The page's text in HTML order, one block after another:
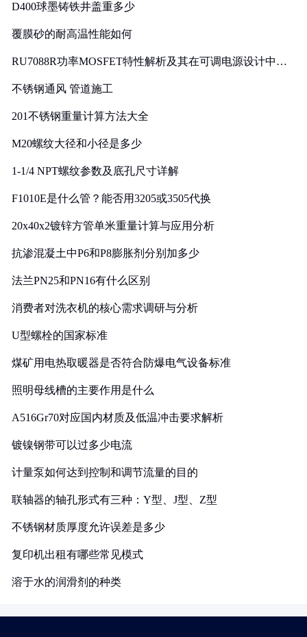
D400球墨铸铁井盖重多少
覆膜砂的耐高温性能如何
RU7088R功率MOSFET特性解析及其在可调电源设计中的
不锈钢通风 管道施工
201不锈钢重量计算方法大全
M20螺纹大径和小径是多少
1-1/4 NPT螺纹参数及底孔尺寸详解
F1010E是什么管？能否用3205或3505代换
20x40x2镀锌方管单米重量计算与应用分析
抗渗混凝土中P6和P8膨胀剂分别加多少
法兰PN25和PN16有什么区别
消费者对洗衣机的核心需求调研与分析
U型螺栓的国家标准
煤矿用电热取暖器是否符合防爆电气设备标准
照明母线槽的主要作用是什么
A516Gr70对应国内材质及低温冲击要求解析
镀镍钢带可以过多少电流
计量泵如何达到控制和调节流量的目的
联轴器的轴孔形式有三种：Y型、J型、Z型
不锈钢材质厚度允许误差是多少
复印机出租有哪些常见模式
溶于水的润滑剂的种类